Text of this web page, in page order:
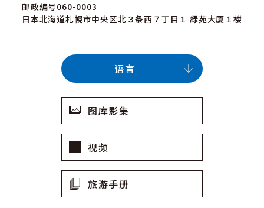
邮政编号060-0003
日本北海道札幌市中央区北３条西７丁目１ 緑苑大厦１楼
图库影集
视频
旅游手册
语言